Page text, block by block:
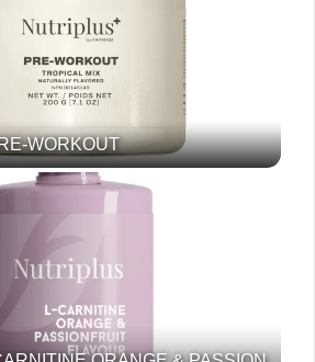
WORKOUT